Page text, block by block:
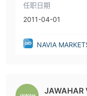
任职日期
2011-04-01
NAVIA
JAWAHAR